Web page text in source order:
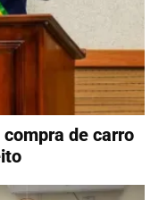
de carro